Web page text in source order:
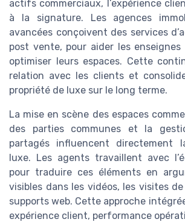
actifs commerciaux, l’expérience
à la signature. Les agences
avancées conçoivent des services
post vente, pour aider les enseignes
optimiser leurs espaces. Cette
relation avec les clients et
propriété de luxe sur le long terme.
La mise en scène des espaces
des parties communes et la
partagés influencent directement
luxe. Les agents travaillent avec
pour traduire ces éléments en
visibles dans les vidéos, les visites
supports web. Cette approche
expérience client, performance